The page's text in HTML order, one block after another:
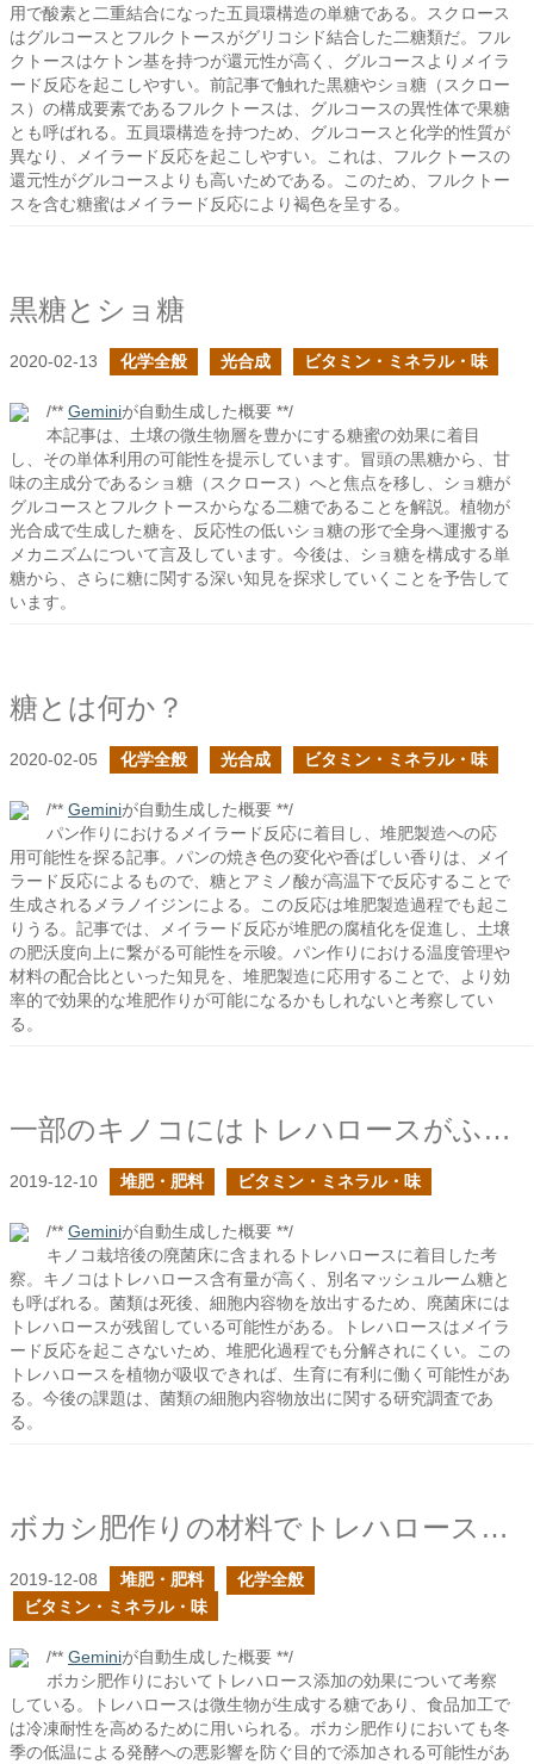
用で酸素と二重結合になった五員環構造の単糖である。スクロース
はグルコースとフルクトースがグリコシド結合した二糖類だ。フル
クトースはケトン基を持つが還元性が高く、グルコースよりメイラ
ード反応を起こしやすい。前記事で触れた黒糖やショ糖（スクロー
ス）の構成要素であるフルクトースは、グルコースの異性体で果糖
とも呼ばれる。五員環構造を持つため、グルコースと化学的性質が
異なり、メイラード反応を起こしやすい。これは、フルクトースの
還元性がグルコースよりも高いためである。このため、フルクトー
スを含む糖蜜はメイラード反応により褐色を呈する。
黒糖とショ糖
2020-02-13 化学全般 光合成 ビタミン・ミネラル・味
/** Geminiが自動生成した概要 **/
本記事は、土壌の微生物層を豊かにする糖蜜の効果に着目
し、その単体利用の可能性を提示しています。冒頭の黒糖から、甘
味の主成分であるショ糖（スクロース）へと焦点を移し、ショ糖が
グルコースとフルクトースからなる二糖であることを解説。植物が
光合成で生成した糖を、反応性の低いショ糖の形で全身へ運搬する
メカニズムについて言及しています。今後は、ショ糖を構成する単
糖から、さらに糖に関する深い知見を探求していくことを予告して
います。
糖とは何か？
2020-02-05 化学全般 光合成 ビタミン・ミネラル・味
/** Geminiが自動生成した概要 **/
パン作りにおけるメイラード反応に着目し、堆肥製造への応
用可能性を探る記事。パンの焼き色の変化や香ばしい香りは、メイ
ラード反応によるもので、糖とアミノ酸が高温下で反応することで
生成されるメラノイジンによる。この反応は堆肥製造過程でも起こ
りうる。記事では、メイラード反応が堆肥の腐植化を促進し、土壌
の肥沃度向上に繋がる可能性を示唆。パン作りにおける温度管理や
材料の配合比といった知見を、堆肥製造に応用することで、より効
率的で効果的な堆肥作りが可能になるかもしれないと考察してい
る。
一部のキノコにはトレハロースがふんだんに含まれているらしい
2019-12-10 堆肥・肥料 ビタミン・ミネラル・味
/** Geminiが自動生成した概要 **/
キノコ栽培後の廃菌床に含まれるトレハロースに着目した考
察。キノコはトレハロース含有量が高く、別名マッシュルーム糖と
も呼ばれる。菌類は死後、細胞内容物を放出するため、廃菌床には
トレハロースが残留している可能性がある。トレハロースはメイラ
ード反応を起こさないため、堆肥化過程でも分解されにくい。この
トレハロースを植物が吸収できれば、生育に有利に働く可能性があ
る。今後の課題は、菌類の細胞内容物放出に関する研究調査であ
る。
ボカシ肥作りの材料でトレハロースの添加を見かけた
2019-12-08 堆肥・肥料
化学全般
ビタミン・ミネラル・味
/** Geminiが自動生成した概要 **/
ボカシ肥作りにおいてトレハロース添加の効果について考察
している。トレハロースは微生物が生成する糖であり、食品加工で
は冷凍耐性を高めるために用いられる。ボカシ肥作りにおいても冬
季の低温による発酵への悪影響を防ぐ目的で添加される可能性があ